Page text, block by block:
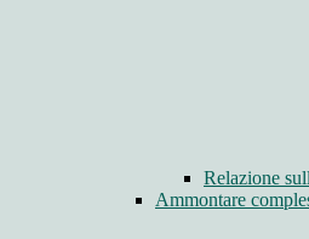
Relazione
Ammontare